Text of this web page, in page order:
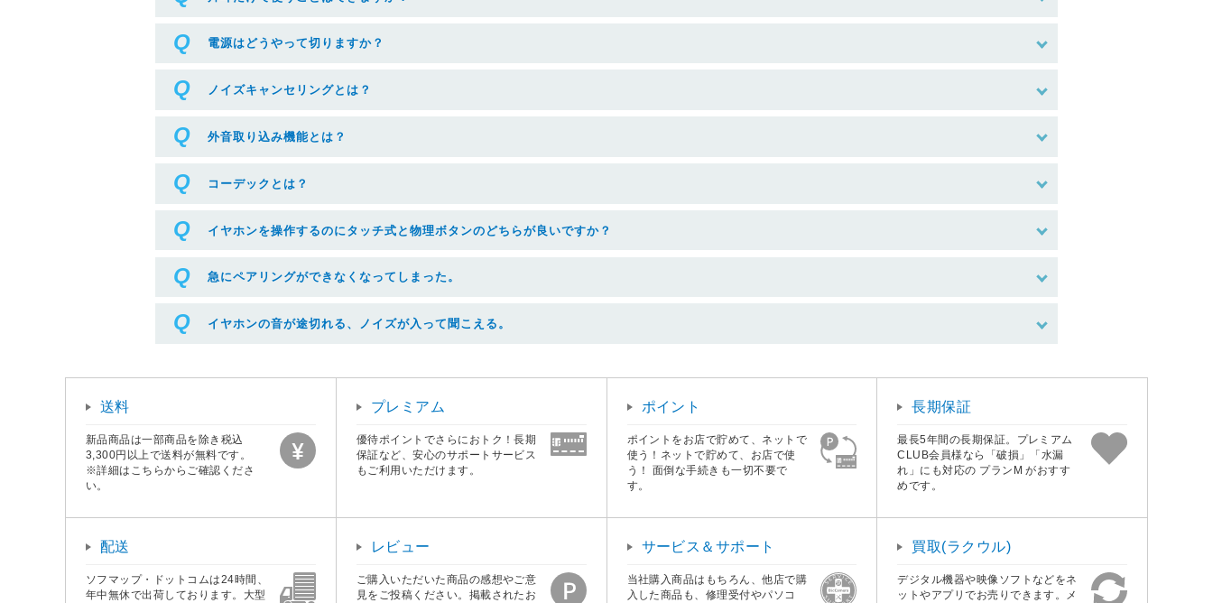
電源はどうやって切りますか？
ノイズキャンセリングとは？
外音取り込み機能とは？
コーデックとは？
イヤホンを操作するのにタッチ式と物理ボタンのどちらが良いですか？
急にペアリングができなくなってしまった。
イヤホンの音が途切れる、ノイズが入って聞こえる。
送料
新品商品は一部商品を除き税込
3,300円以上で送料が無料です。
※詳細はこちらからご確認くださ
い。
プレミアム
優待ポイントでさらにおトク！長期
保証など、安心のサポートサービス
もご利用いただけます。
ポイント
ポイントをお店で貯めて、ネットで
使う！ネットで貯めて、お店で使
う！ 面倒な手続きも一切不要で
す。
長期保証
最長5年間の長期保証。プレミアム
CLUB会員様なら「破損」「水漏
れ」にも対応の プランM がおすす
めです。
配送
ソフマップ・ドットコムは24時間、
年中無休で出荷しております。大型
レビュー
ご購入いただいた商品の感想やご意
見をご投稿ください。掲載されたお
サービス＆サポート
当社購入商品はもちろん、他店で購
入した商品も、修理受付やパソコ
買取(ラクウル)
デジタル機器や映像ソフトなどをネ
ットやアプリでお売りできます。メ